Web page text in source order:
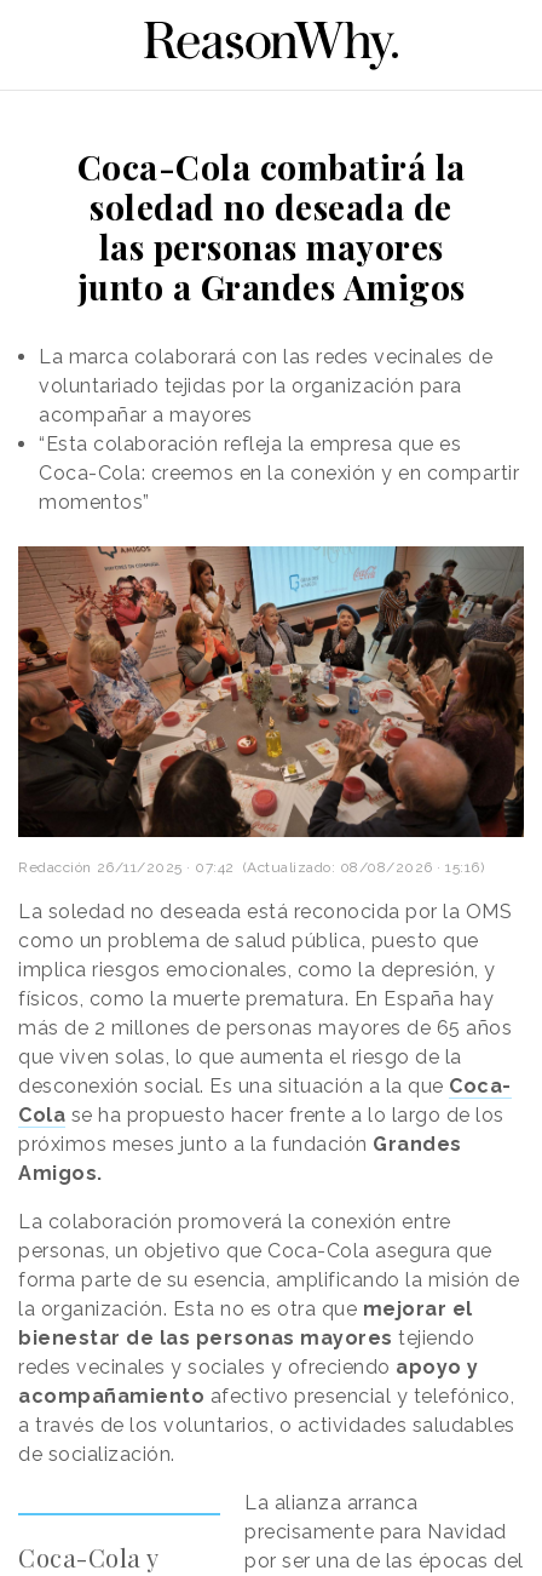
Coca-Cola combatirá la
soledad no deseada de
las personas mayores
junto a Grandes Amigos
La marca colaborará con las redes vecinales de
voluntariado tejidas por la organización para
acompañar a mayores
“Esta colaboración refleja la empresa que es
Coca-Cola: creemos en la conexión y en compartir
momentos”
Redacción 26/11/2025 · 07:42 (Actualizado: 08/08/2026 · 15:16)
La soledad no deseada está reconocida por la OMS
como un problema de salud pública, puesto que
implica riesgos emocionales, como la depresión, y
físicos, como la muerte prematura. En España hay
más de 2 millones de personas mayores de 65 años
que viven solas, lo que aumenta el riesgo de la
desconexión social. Es una situación a la que Coca-
Cola se ha propuesto hacer frente a lo largo de los
próximos meses junto a la fundación Grandes
Amigos.
La colaboración promoverá la conexión entre
personas, un objetivo que Coca-Cola asegura que
forma parte de su esencia, amplificando la misión de
la organización. Esta no es otra que mejorar el
bienestar de las personas mayores tejiendo
redes vecinales y sociales y ofreciendo apoyo y
acompañamiento afectivo presencial y telefónico,
a través de los voluntarios, o actividades saludables
de socialización.
Coca-Cola y
La alianza arranca
precisamente para Navidad
por ser una de las épocas del